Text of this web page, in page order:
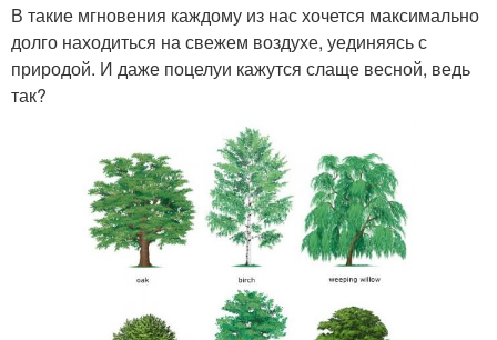
В такие мгновения каждому из нас хочется максимально
долго находиться на свежем воздухе, уединяясь с
природой. И даже поцелуи кажутся слаще весной, ведь
так?